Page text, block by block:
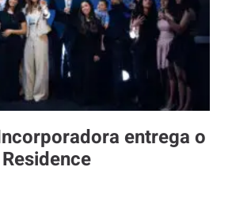
entrega o